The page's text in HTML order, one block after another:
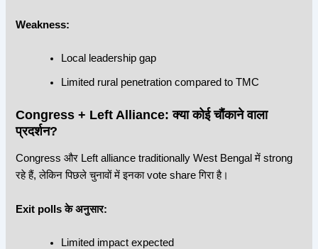
Weakness:
Local leadership gap
Limited rural penetration compared to TMC
Congress + Left Alliance: क्या कोई चौंकाने वाला
प्रदर्शन?
Congress और Left alliance traditionally West Bengal में strong
रहे हैं, लेकिन पिछले चुनावों में इनका vote share गिरा है।
Exit polls के अनुसार:
Limited impact expected